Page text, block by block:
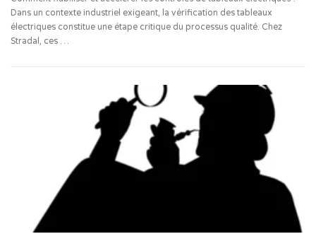
Dans un contexte industriel exigeant, la vérification des tableaux
électriques constitue une étape critique du processus qualité. Chez
Stradal, ces …